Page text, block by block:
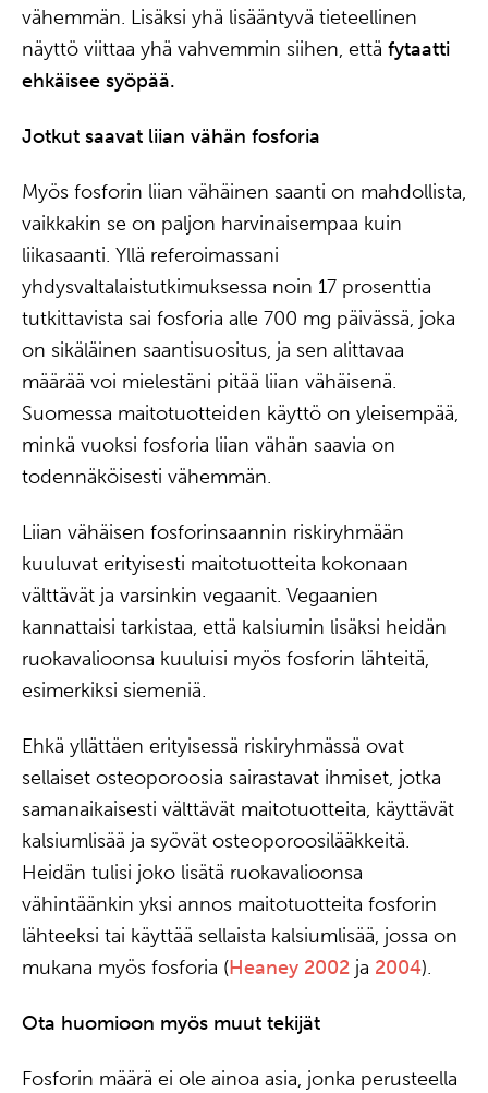
vähemmän. Lisäksi yhä lisääntyvä tieteellinen
näyttö viittaa yhä vahvemmin siihen, että fytaatti
ehkäisee syöpää.
Jotkut saavat liian vähän fosforia
Myös fosforin liian vähäinen saanti on mahdollista,
vaikkakin se on paljon harvinaisempaa kuin
liikasaanti. Yllä referoimassani
yhdysvaltalaistutkimuksessa noin 17 prosenttia
tutkittavista sai fosforia alle 700 mg päivässä, joka
on sikäläinen saantisuositus, ja sen alittavaa
määrää voi mielestäni pitää liian vähäisenä.
Suomessa maitotuotteiden käyttö on yleisempää,
minkä vuoksi fosforia liian vähän saavia on
todennäköisesti vähemmän.
Liian vähäisen fosforinsaannin riskiryhmään
kuuluvat erityisesti maitotuotteita kokonaan
välttävät ja varsinkin vegaanit. Vegaanien
kannattaisi tarkistaa, että kalsiumin lisäksi heidän
ruokavalioonsa kuuluisi myös fosforin lähteitä,
esimerkiksi siemeniä.
Ehkä yllättäen erityisessä riskiryhmässä ovat
sellaiset osteoporoosia sairastavat ihmiset, jotka
samanaikaisesti välttävät maitotuotteita, käyttävät
kalsiumlisää ja syövät osteoporoosilääkkeitä.
Heidän tulisi joko lisätä ruokavalioonsa
vähintäänkin yksi annos maitotuotteita fosforin
lähteeksi tai käyttää sellaista kalsiumlisää, jossa on
mukana myös fosforia (Heaney 2002 ja 2004).
Ota huomioon myös muut tekijät
Fosforin määrä ei ole ainoa asia, jonka perusteella